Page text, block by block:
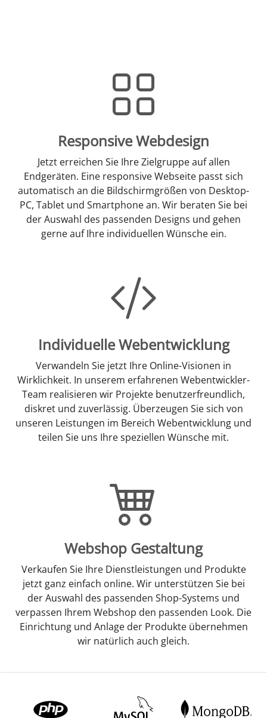
Responsive Webdesign
Jetzt erreichen Sie Ihre Zielgruppe auf allen
Endgeräten. Eine responsive Webseite passt sich
automatisch an die Bildschirmgrößen von Desktop-
PC, Tablet und Smartphone an. Wir beraten Sie bei
der Auswahl des passenden Designs und gehen
gerne auf Ihre individuellen Wünsche ein.
Individuelle Webentwicklung
Verwandeln Sie jetzt Ihre Online-Visionen in
Wirklichkeit. In unserem erfahrenen Webentwickler-
Team realisieren wir Projekte benutzerfreundlich,
diskret und zuverlässig. Überzeugen Sie sich von
unseren Leistungen im Bereich Webentwicklung und
teilen Sie uns Ihre speziellen Wünsche mit.
Webshop Gestaltung
Verkaufen Sie Ihre Dienstleistungen und Produkte
jetzt ganz einfach online. Wir unterstützen Sie bei
der Auswahl des passenden Shop-Systems und
verpassen Ihrem Webshop den passenden Look. Die
Einrichtung und Anlage der Produkte übernehmen
wir natürlich auch gleich.